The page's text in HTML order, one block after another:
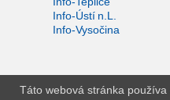
Info-Ústí n.L.
Info-Vysočina
Táto webová stránka používa